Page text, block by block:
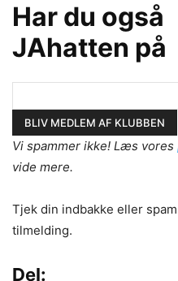
Har du også
JAhatten på
Vi spammer ikke! Læs vores
vide mere.
Tjek din indbakke eller
tilmelding.
Del: